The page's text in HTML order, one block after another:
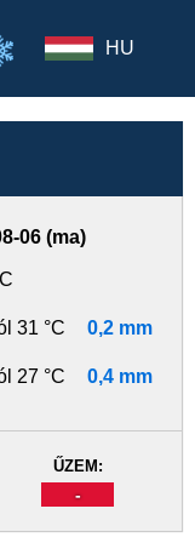
HU
06 (ma)
31 °C 0,2 mm
27 °C 0,4 mm
ŰZEM:
-